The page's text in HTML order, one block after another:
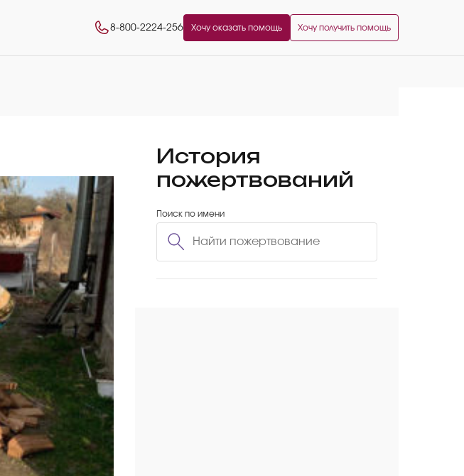
8-800-2224-256 Хочу оказать помощь Хочу получить помощь
История
пожертвований
Поиск по имени